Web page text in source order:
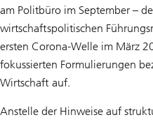
am Politbüro im September –
wirtschaftspolitischen
ersten Corona-Welle im März
fokussierten Formulierungen
Wirtschaft auf.
Anstelle der Hinweise auf